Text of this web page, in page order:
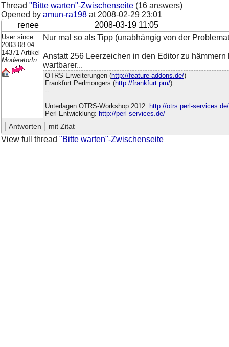
Thread "Bitte warten"-Zwischenseite (16 answers)
Opened by amun-ra198 at 2008-02-29 23:01
renee
2008-03-19 11:05
User since
2003-08-04
14371 Artikel
ModeratorIn
Nur mal so als Tipp (unabhängig von der
Anstatt 256 Leerzeichen in den Editor zu
wartbarer...
OTRS-Erweiterungen (http://feature-addons.de/)
Frankfurt Perlmongers (http://frankfurt.pm/)
--
Unterlagen OTRS-Workshop 2012: http://otrs.perl-
Perl-Entwicklung: http://perl-services.de/
View full thread "Bitte warten"-Zwischenseite